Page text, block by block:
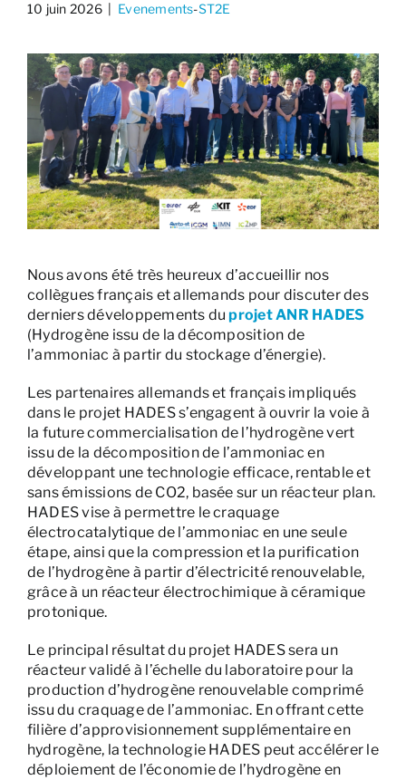
10 juin 2026​ | Evenements-ST2E
Nous avons été très heureux d’accueillir nos
collègues français et allemands pour discuter des
derniers développements duprojet ANR HADES
(Hydrogène issu de la décomposition de
l’ammoniac à partir du stockage d’énergie).
Les partenaires allemands et français impliqués
dans le projet HADES s’engagent à ouvrir la voie à
la future commercialisation de l’hydrogène vert
issu de la décomposition de l’ammoniac en
développant une technologie efficace, rentable et
sans émissions de CO2, basée sur un réacteur plan.
HADES vise à permettre le craquage
électrocatalytique de l’ammoniac en une seule
étape, ainsi que la compression et la purification
de l’hydrogène à partir d’électricité renouvelable,
grâce à un réacteur électrochimique à céramique
protonique.
Le principal résultat du projet HADES sera un
réacteur validé à l’échelle du laboratoire pour la
production d’hydrogène renouvelable comprimé
issu du craquage de l’ammoniac. En offrant cette
filière d’approvisionnement supplémentaire en
hydrogène, la technologie HADES peut accélérer le
déploiement de l’économie de l’hydrogène en